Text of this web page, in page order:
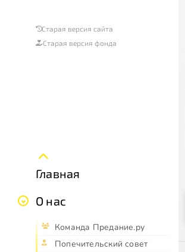
Старая версия сайта
Старая версия фонда
Главная
О нас
Команда Предание.ру
Попечительский совет